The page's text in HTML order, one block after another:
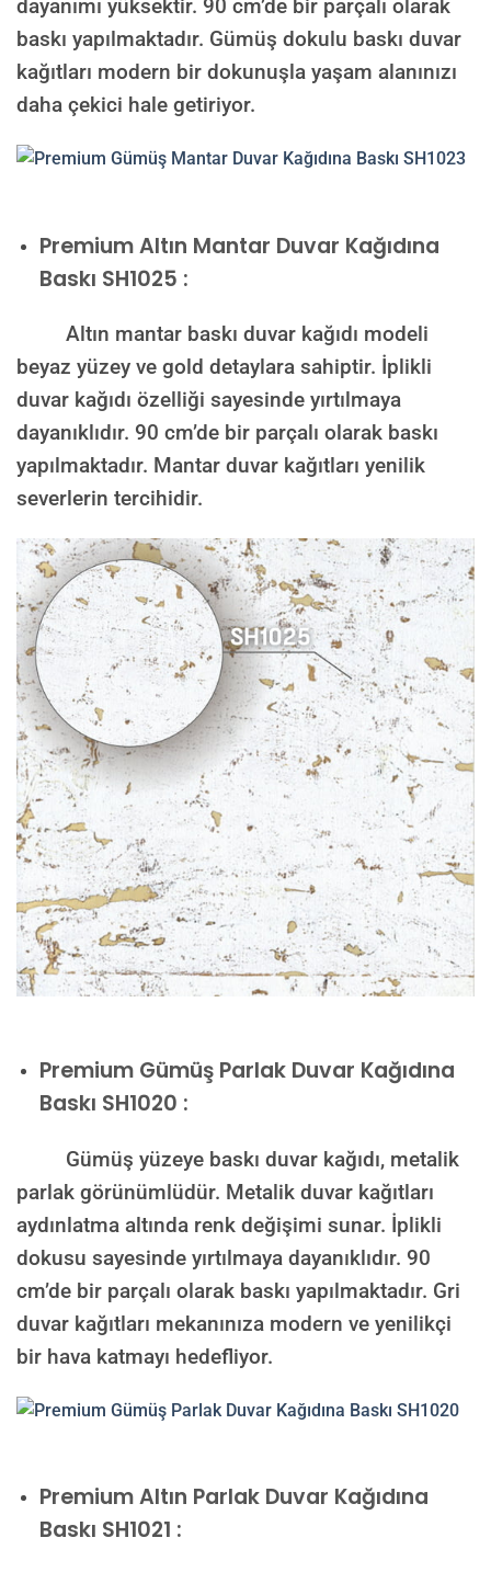
dayanımı yüksektir. 90 cm’de bir parçalı olarak
baskı yapılmaktadır. Gümüş dokulu baskı duvar
kağıtları modern bir dokunuşla yaşam alanınızı
daha çekici hale getiriyor.
PremiumAltın Mantar Duvar Kağıdına
Baskı SH1025 :
Altın mantar baskı duvar kağıdı modeli
beyaz yüzey ve gold detaylara sahiptir. İplikli
duvar kağıdı özelliği sayesinde yırtılmaya
dayanıklıdır. 90 cm’de bir parçalı olarak baskı
yapılmaktadır. Mantar duvar kağıtları yenilik
severlerin tercihidir.
Premium Gümüş Parlak Duvar Kağıdına
Baskı SH1020 :
Gümüş yüzeye baskı duvar kağıdı, metalik
parlak görünümlüdür. Metalik duvar kağıtları
aydınlatma altında renk değişimi sunar. İplikli
dokusu sayesinde yırtılmaya dayanıklıdır. 90
cm’de bir parçalı olarak baskı yapılmaktadır. Gri
duvar kağıtları mekanınıza modern ve yenilikçi
bir hava katmayı hedefliyor.
PremiumAltın Parlak Duvar Kağıdına
Baskı SH1021 :